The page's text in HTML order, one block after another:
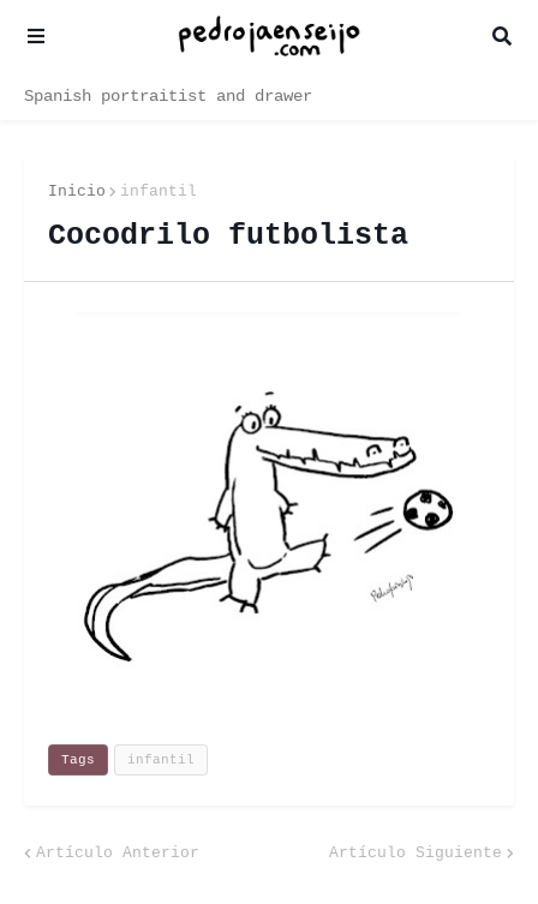
Spanish portraitist and drawer
Inicio infantil
Cocodrilo futbolista
Tags infantil
Artículo Anterior Artículo Siguiente